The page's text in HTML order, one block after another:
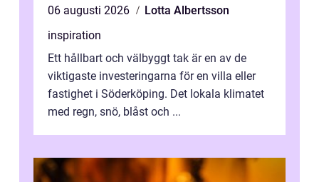
06 augusti 2026
Lotta Albertsson
inspiration
Ett hållbart och välbyggt tak är en av de
viktigaste investeringarna för en villa eller
fastighet i Söderköping. Det lokala klimatet
med regn, snö, blåst och ...